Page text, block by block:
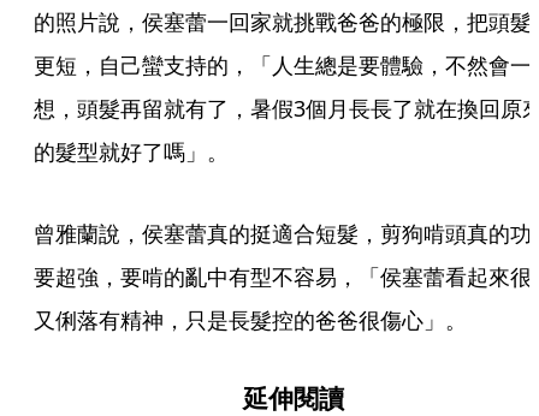
的照片說，侯塞蕾一回家就挑戰爸爸的極限，把頭髮
更短，自己蠻支持的，「人生總是要體驗，不然會一
想，頭髮再留就有了，暑假3個月長長了就在換回原
的髮型就好了嗎」。
曾雅蘭說，侯塞蕾真的挺適合短髮，剪狗啃頭真的功
要超強，要啃的亂中有型不容易，「侯塞蕾看起來很
又俐落有精神，只是長髮控的爸爸很傷心」。
延伸閱讀